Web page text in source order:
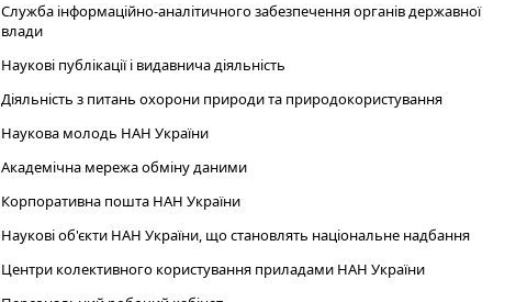
Служба інформаційно-аналітичного забезпечення органів державної
влади
Наукові публікації і видавнича діяльність
Діяльність з питань охорони природи та природокористування
Наукова молодь НАН України
Академічна мережа обміну даними
Корпоративна пошта НАН України
Наукові об'єкти НАН України, що становлять національне надбання
Центри колективного користування приладами НАН України